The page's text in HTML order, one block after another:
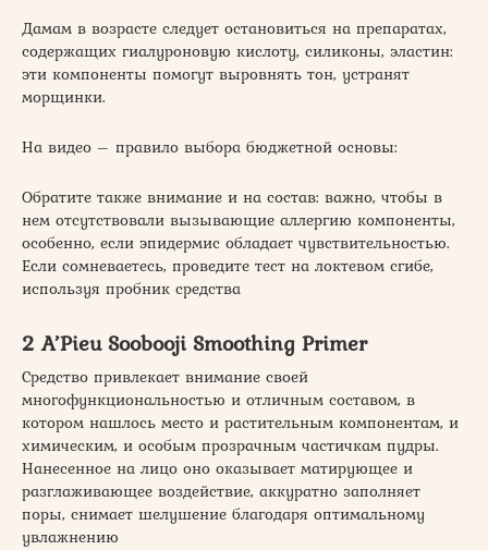
Дамам в возрасте следует остановиться на препаратах,
содержащих гиалуроновую кислоту, силиконы, эластин:
эти компоненты помогут выровнять тон, устранят
морщинки.
На видео – правило выбора бюджетной основы:
Обратите также внимание и на состав: важно, чтобы в
нем отсутствовали вызывающие аллергию компоненты,
особенно, если эпидермис обладает чувствительностью.
Если сомневаетесь, проведите тест на локтевом сгибе,
используя пробник средства
2 A’Pieu Soobooji Smoothing Primer
Средство привлекает внимание своей
многофункциональностью и отличным составом, в
котором нашлось место и растительным компонентам, и
химическим, и особым прозрачным частичкам пудры.
Нанесенное на лицо оно оказывает матирующее и
разглаживающее воздействие, аккуратно заполняет
поры, снимает шелушение благодаря оптимальному
увлажнению